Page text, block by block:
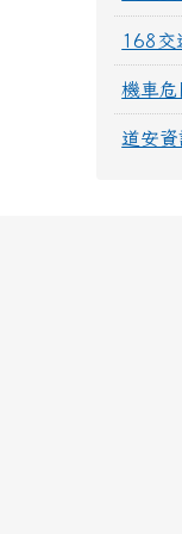
168交
機車
道安